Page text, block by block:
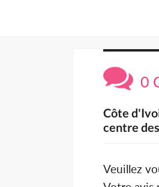
0
Côte
centre
Veuillez